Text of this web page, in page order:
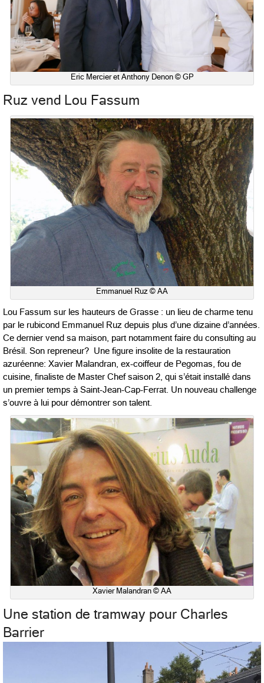
Eric Mercier et Anthony Denon © GP
Ruz vend Lou Fassum
Emmanuel Ruz © AA
Lou Fassum sur les hauteurs de Grasse : un lieu de charme tenu
par le rubicond Emmanuel Ruz depuis plus d’une dizaine d’années.
Ce dernier vend sa maison, part notamment faire du consulting au
Brésil. Son repreneur? Une figure insolite de la restauration
azuréenne: Xavier Malandran, ex-coiffeur de Pegomas, fou de
cuisine, finaliste de Master Chef saison 2, qui s’était installé dans
un premier temps à Saint-Jean-Cap-Ferrat. Un nouveau challenge
s’ouvre à lui pour démontrer son talent.
Xavier Malandran © AA
Une station de tramway pour Charles
Barrier